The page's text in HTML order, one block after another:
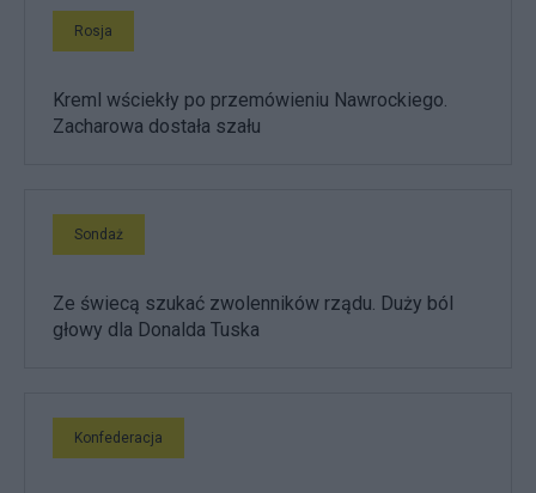
Rosja
Kreml wściekły po przemówieniu Nawrockiego.
Zacharowa dostała szału
Sondaż
Ze świecą szukać zwolenników rządu. Duży ból
głowy dla Donalda Tuska
Konfederacja